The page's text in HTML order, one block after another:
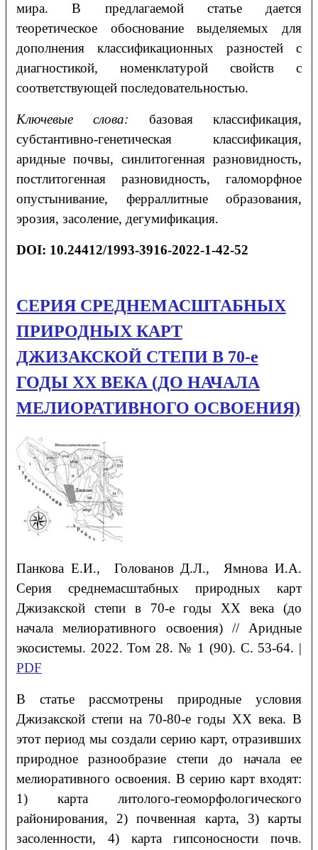
мира. В предлагаемой статье дается
теоретическое обоснование выделяемых для
дополнения классификационных разностей с
диагностикой, номенклатурой свойств с
соответствующей последовательностью.
Ключевые слова: базовая классификация,
субстантивно-генетическая классификация,
аридные почвы, синлитогенная разновидность,
постлитогенная разновидность, галоморфное
опустынивание, ферраллитные образования,
эрозия, засоление, дегумификация.
DOI: 10.24412/1993-3916-2022-1-42-52
СЕРИЯ СРЕДНЕМАСШТАБНЫХ
ПРИРОДНЫХ КАРТ
ДЖИЗАКСКОЙ СТЕПИ В 70-е
ГОДЫ XX ВЕКА (ДО НАЧАЛА
МЕЛИОРАТИВНОГО ОСВОЕНИЯ)
Панкова Е.И., Голованов Д.Л., ЯмноваИ.А.
Серия среднемасштабных природных карт
Джизакской степи в 70-е годы XX века (до
начала мелиоративного освоения) // Аридные
экосистемы. 2022. Том 28. № 1 (90). С. 53-64. |
PDF
В статье рассмотрены природные условия
Джизакской степи на 70-80-е годы XX века. В
этот период мы создали серию карт, отразивших
природное разнообразие степи до начала ее
мелиоративного освоения. В серию карт входят:
1) карта литолого-геоморфологического
районирования, 2) почвенная карта, 3) карты
засоленности, 4) карта гипсоносности почв.